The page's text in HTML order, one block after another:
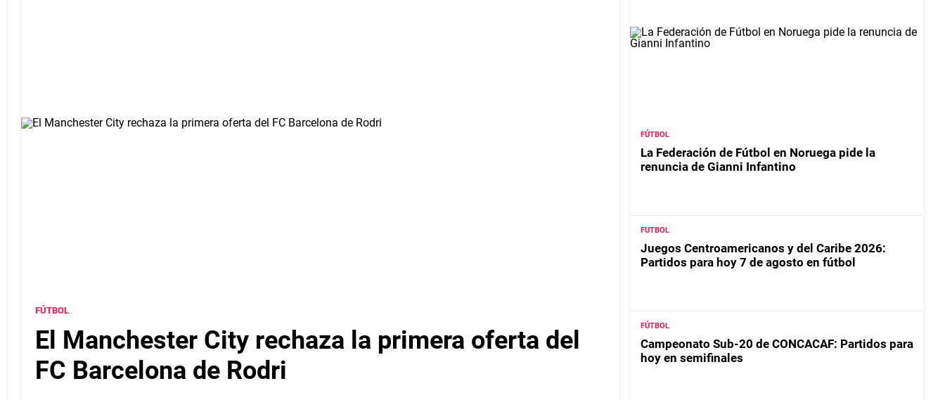
FÚTBOL
El Manchester City rechaza la primera oferta del
FC Barcelona de Rodri
FÚTBOL
La Federación de Fútbol en Noruega pide la
renuncia de Gianni Infantino
FUTBOL
Juegos Centroamericanos y del Caribe 2026:
Partidos para hoy 7 de agosto en fútbol
FÚTBOL
Campeonato Sub-20 de CONCACAF: Partidos para
hoy en semifinales